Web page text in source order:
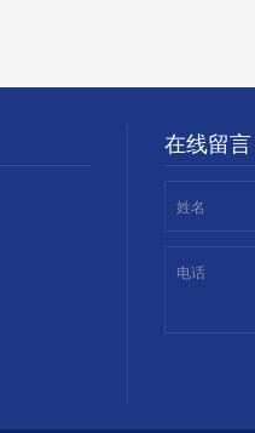
在线留
姓名
电话